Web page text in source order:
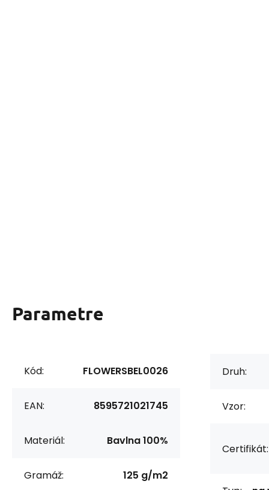
Parametre
Kód: FLOWERSBEL0026
EAN: 8595721021745
Materiál: Bavlna 100%
Gramáž: 125 g/m2
Druh:
Vzor:
Certifikát: